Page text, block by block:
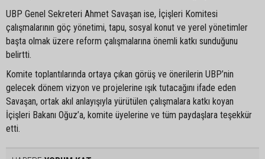
UBP Genel Sekreteri Ahmet Savaşan ise, İçişleri Komitesi
çalışmalarının göç yönetimi, tapu, sosyal konut ve yerel yönetimler
başta olmak üzere reform çalışmalarına önemli katkı sunduğunu
belirtti.
Komite toplantılarında ortaya çıkan görüş ve önerilerin UBP’nin
gelecek dönem vizyon ve projelerine ışık tutacağını ifade eden
Savaşan, ortak akıl anlayışıyla yürütülen çalışmalara katkı koyan
İçişleri Bakanı Oğuz’a, komite üyelerine ve tüm paydaşlara teşekkür
etti.